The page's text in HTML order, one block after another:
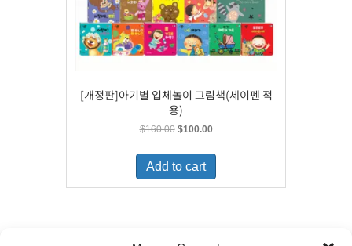
[개정판]아기별 입체놀이 그림책(세이펜 적
용)
$160.00 Original
was:
$160.00.
$100.00Current
is:
Add to cart